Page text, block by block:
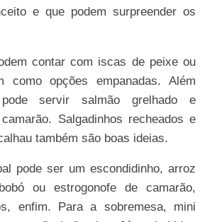
e que podem surpreender os
contar com iscas de peixe ou
como opções empanadas. Além
servir salmão grelhado e
Salgadinhos recheados e
também são boas ideias.
pode ser um escondidinho, arroz
ou estrogonofe de camarão,
enfim. Para a sobremesa, mini